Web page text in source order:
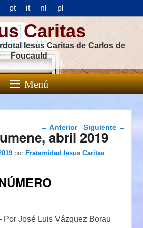
pt it nl pl
Caritas
Iesus Caritas de Carlos de
Foucauld
Menú
Navegación de
entradas
← Anterior Siguiente →
abril 2019
porFraternidad Iesus Caritas
Por José Luis Vázquez Borau